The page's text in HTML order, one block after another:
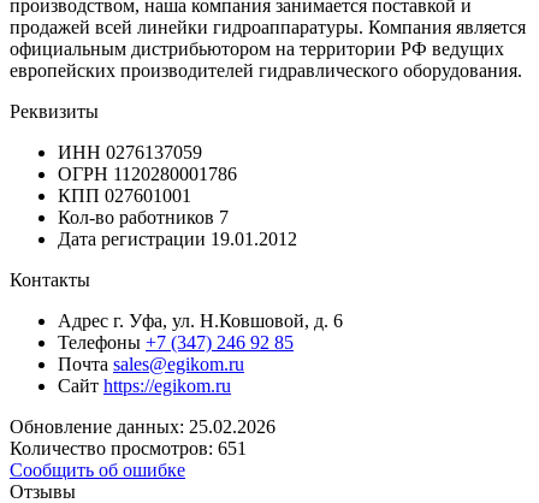
производством, наша компания занимается поставкой и
продажей всей линейки гидроаппаратуры. Компания является
официальным дистрибьютором на территории РФ ведущих
европейских производителей гидравлического оборудования.
Реквизиты
ИНН 0276137059
ОГРН 1120280001786
КПП 027601001
Кол-во работников 7
Дата регистрации 19.01.2012
Контакты
Адрес г. Уфа, ул. Н.Ковшовой, д. 6
Телефоны +7 (347) 246 92 85
Почта sales@egikom.ru
Сайт https://egikom.ru
Обновление данных: 25.02.2026
Количество просмотров: 651
Сообщить об ошибке
Отзывы